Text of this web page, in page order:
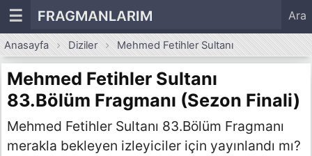
☰ FRAGMANLARIM Ara
Anasayfa Diziler Mehmed Fetihler Sultanı
Mehmed Fetihler Sultanı
83.Bölüm Fragmanı (Sezon Finali)
Mehmed Fetihler Sultanı 83.Bölüm Fragmanı
merakla bekleyen izleyiciler için yayınlandı mı?